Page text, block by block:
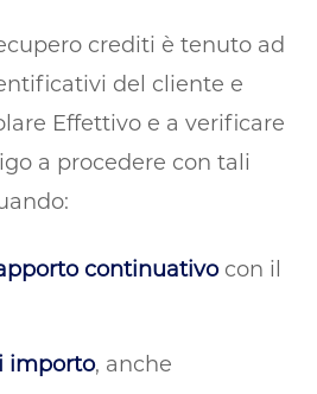
crediti è tenuto ad
del cliente e
Effettivo e a verificare
a procedere con tali
continuativocon il
importo, anche